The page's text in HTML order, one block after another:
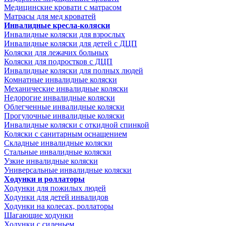
Медицинские кровати с матрасом
Матрасы для мед кроватей
Инвалидные кресла-коляски
Инвалидные коляски для взрослых
Инвалидные коляски для детей с ДЦП
Коляски для лежачих больных
Коляски для подростков с ДЦП
Инвалидные коляски для полных людей
Комнатные инвалидные коляски
Механические инвалидные коляски
Недорогие инвалидные коляски
Облегченные инвалидные коляски
Прогулочные инвалидные коляски
Инвалидные коляски с откидной спинкой
Коляски с санитарным оснащением
Складные инвалидные коляски
Стальные инвалидные коляски
Узкие инвалидные коляски
Универсальные инвалидные коляски
Ходунки и роллаторы
Ходунки для пожилых людей
Ходунки для детей инвалидов
Ходунки на колесах, роллаторы
Шагающие ходунки
Ходунки с сиденьем